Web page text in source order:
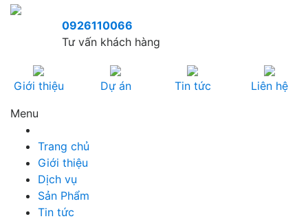
0926110066
Tư vấn khách hàng
Giới thiệu Dự án Tin tức
Liên hệ
Menu
Trang chủ
Giới thiệu
Dịch vụ
Sản Phẩm
Tin tức